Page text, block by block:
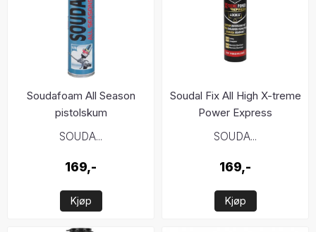
Soudafoam All Season
pistolskum
SOUDA...
169,-
Kjøp
Soudal Fix All High X-treme
Power Express
SOUDA...
169,-
Kjøp